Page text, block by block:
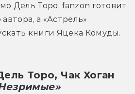
Дель Торо, fanzon готовит
а «Астрель»
книги Яцека Комуды.
Торо, Чак Хоган